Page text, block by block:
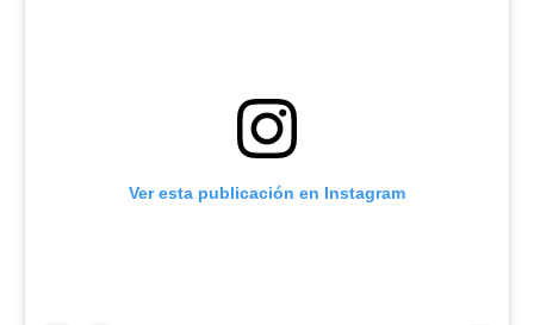
Ver esta publicación en Instagram